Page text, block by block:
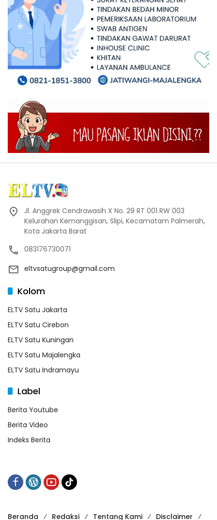
Jl. Anggrek Cendrawasih X No. 29 RT 001 RW 003
Kelurahan Kemanggisan, Slipi, Kecamatam Palmerah,
Kota Jakarta Barat
083176730071
eltvsatugroup@gmail.com
Kolom
ELTV Satu Jakarta
ELTV Satu Cirebon
ELTV Satu Kuningan
ELTV Satu Majalengka
ELTV Satu Indramayu
Label
Berita Youtube
Berita Video
Indeks Berita
Beranda Redaksi Tentang Kami Disclaimer